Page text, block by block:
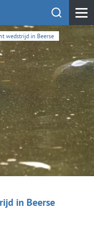
Toon
wedstrijd in Beerse
in Beerse